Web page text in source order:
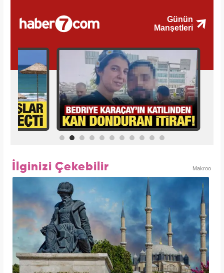
İlginizi Çekebilir Makroo